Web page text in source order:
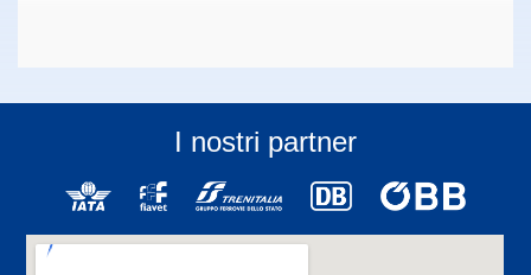
I nostri partner